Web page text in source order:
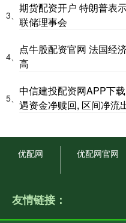
3、
期货配资开户 特朗普表
联储理事会
4、
点牛股配资官网 法国经
高
5、
中信建投配资网APP下
遇资金净赎回, 区间净流
优配网 优配网官网
友情链接：